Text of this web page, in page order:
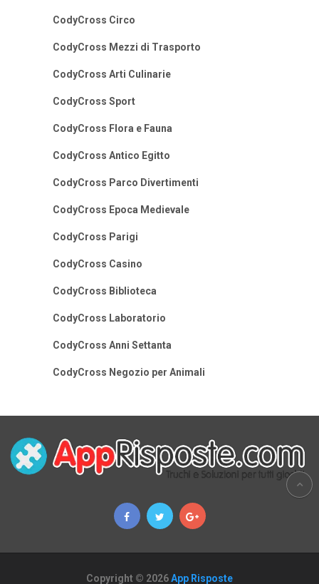
CodyCross Circo
CodyCross Mezzi di Trasporto
CodyCross Arti Culinarie
CodyCross Sport
CodyCross Flora e Fauna
CodyCross Antico Egitto
CodyCross Parco Divertimenti
CodyCross Epoca Medievale
CodyCross Parigi
CodyCross Casino
CodyCross Biblioteca
CodyCross Laboratorio
CodyCross Anni Settanta
CodyCross Negozio per Animali
Copyright © 2026App Risposte